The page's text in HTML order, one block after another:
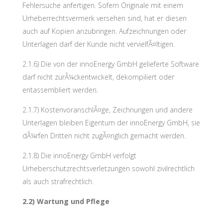
Fehlersuche anfertigen. Sofern Originale mit einem
Urheberrechtsvermerk versehen sind, hat er diesen
auch auf Kopien anzubringen. Aufzeichnungen oder
Unterlagen darf der Kunde nicht vervielfÃ¤ltigen.
2.1.6) Die von der innoEnergy GmbH gelieferte Software
darf nicht zurÃ¼ckentwickelt, dekompiliert oder
entassembliert werden.
2.1.7) KostenvoranschlÃ¤ge, Zeichnungen und andere
Unterlagen bleiben Eigentum der innoEnergy GmbH, sie
dÃ¼rfen Dritten nicht zugÃ¤nglich gemacht werden.
2.1.8) Die innoEnergy GmbH verfolgt
Urheberschutzrechtsverletzungen sowohl zivilrechtlich
als auch strafrechtlich.
2.2) Wartung und Pflege